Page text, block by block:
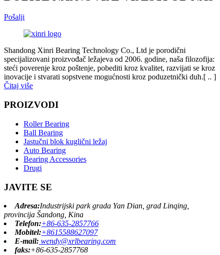
Pošalji
Shandong Xinri Bearing Technology Co., Ltd je porodični
specijalizovani proizvođač ležajeva od 2006. godine, naša filozofija:
steći poverenje kroz poštenje, pobediti kroz kvalitet, razvijati se kroz
inovacije i stvarati sopstvene mogućnosti kroz poduzetnički duh.[ .. ]
Čitaj više
PROIZVODI
Roller Bearing
Ball Bearing
Jastučni blok kuglični ležaj
Auto Bearing
Bearing Accessories
Drugi
JAVITE SE
Adresa:Industrijski park grada Yan Dian, grad Linqing,
provincija Šandong, Kina
Telefon:+86-635-2857766
Mobitel:+8615588627097
E-mail: wendy@xrlbearing.com
faks:+86-635-2857768